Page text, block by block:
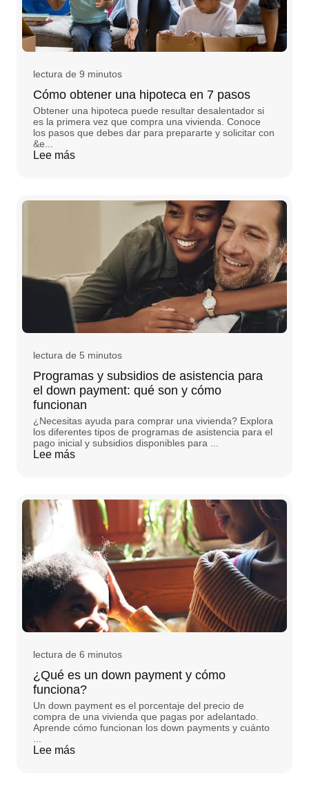
lectura de 9 minutos
Cómo obtener una hipoteca en 7 pasos
Obtener una hipoteca puede resultar desalentador si
es la primera vez que compra una vivienda. Conoce
los pasos que debes dar para prepararte y solicitar con
&e...
Lee más
lectura de 5 minutos
Programas y subsidios de asistencia para
el down payment: qué son y cómo
funcionan
¿Necesitas ayuda para comprar una vivienda? Explora
los diferentes tipos de programas de asistencia para el
pago inicial y subsidios disponibles para ...
Lee más
lectura de 6 minutos
¿Qué es un down payment y cómo
funciona?
Un down payment es el porcentaje del precio de
compra de una vivienda que pagas por adelantado.
Aprende cómo funcionan los down payments y cuánto
...
Lee más